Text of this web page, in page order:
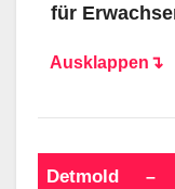
für
Ausklappen↴
Detmold –